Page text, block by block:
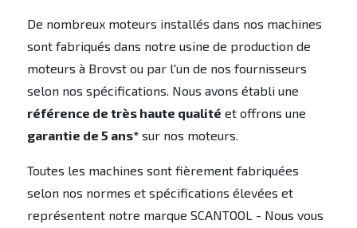
De nombreux moteurs installés dans nos machines
sont fabriqués dans notre usine de production de
moteurs à Brovst ou par l'un de nos fournisseurs
selon nos spécifications. Nous avons établi une
référence de très haute qualité et offrons une
garantie de 5 ans*sur nos moteurs.
Toutes les machines sont fièrement fabriquées
selon nos normes et spécifications élevées et
représentent notre marque SCANTOOL - Nous vous